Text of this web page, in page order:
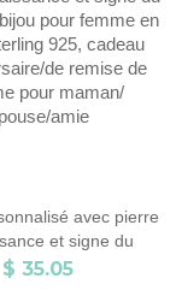
pour le diplômé
avec pierre
et signe du
pour femme en
$ 35.05